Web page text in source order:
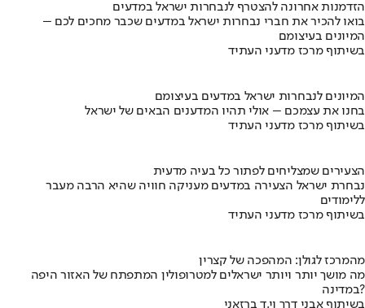
הזדמנות אחרונה להצטרף לנבחרות ישראל במדעים
בואו להכיר את חברי נבחרות ישראל במדעים שכבר מחכים לכם –
המיונים בעיצומם
בשיתוף מרכז מדעני העתיד
המיונים לנבחרות ישראל במדעים בעיצומם
בחנו את עצמכם – אולי תהיו המדענים הבאים של ישראל
בשיתוף מרכז מדעני העתיד
הצעירים שמצליחים לפתור כל בעיה מדעית
נבחרת ישראל הצעירה במדעים מעניקה חוויה שהיא הרבה מעבר
ללימודים
בשיתוף מרכז מדעני העתיד
מהמרכז לגולן: המהפכה של קצרין
מה מושך יותר ויותר ישראלים למטרופולין המתפתח של האזור היפה
במדינה?
בשיתוף אבני דרך וי.ד ברזאני